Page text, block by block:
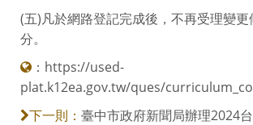
(五)凡於網路登記完成後，不再受理變
分。
： https://used-
plat.k12ea.gov.tw/ques/
下一則： 臺中市政府新聞局辦理2024